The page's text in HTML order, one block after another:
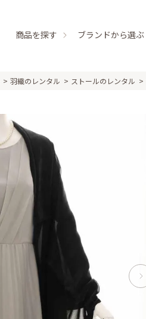
商品を探す ブランドから選ぶ
羽織のレンタル ストールのレンタル